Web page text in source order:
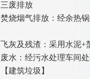
三废排放
焚烧烟气排放：经余热
飞灰及残渣：采用水泥+
废水：经污水处理车间
【建筑垃圾】